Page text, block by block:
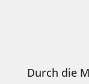
Durch die